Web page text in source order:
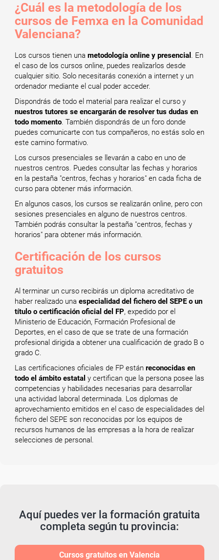
¿Cuál es la metodología de los
cursos de Femxa en la Comunidad
Valenciana?
Los cursos tienen una metodología online y presencial . En
el caso de los cursos online, puedes realizarlos desde
cualquier sitio. Solo necesitarás conexión a internet y un
ordenador mediante el cual poder acceder.
Dispondrás de todo el material para realizar el curso y
nuestros tutores se encargarán de resolver tus dudas en
todo momento. También dispondrás de un foro donde
puedes comunicarte con tus compañeros, no estás solo en
este camino formativo.
Los cursos presenciales se llevarán a cabo en uno de
nuestros centros. Puedes consultar las fechas y horarios
en la pestaña "centros, fechas y horarios" en cada ficha de
curso para obtener más información.
En algunos casos, los cursos se realizarán online, pero con
sesiones presenciales en alguno de nuestros centros.
También podrás consultar la pestaña "centros, fechas y
horarios" para obtener más información.
Certificación de los cursos
gratuitos
Al terminar un curso recibirás un diploma acreditativo de
haber realizado una especialidad del fichero del SEPE o un
título o certificación oficial del FP, expedido por el
Ministerio de Educación, Formación Profesional de
Deportes, en el caso de que se trate de una formación
profesional dirigida a obtener una cualificación de grado B o
grado C.
Las certificaciones oficiales de FP están reconocidas en
todo el ámbito estatal y certifican que la persona posee las
competencias y habilidades necesarias para desarrollar
una actividad laboral determinada. Los diplomas de
aprovechamiento emitidos en el caso de especialidades del
fichero del SEPE son reconocidas por los equipos de
recursos humanos de las empresas a la hora de realizar
selecciones de personal.
Aquí puedes ver la formación gratuita
completa según tu provincia:
Cursos gratuitos en Valencia